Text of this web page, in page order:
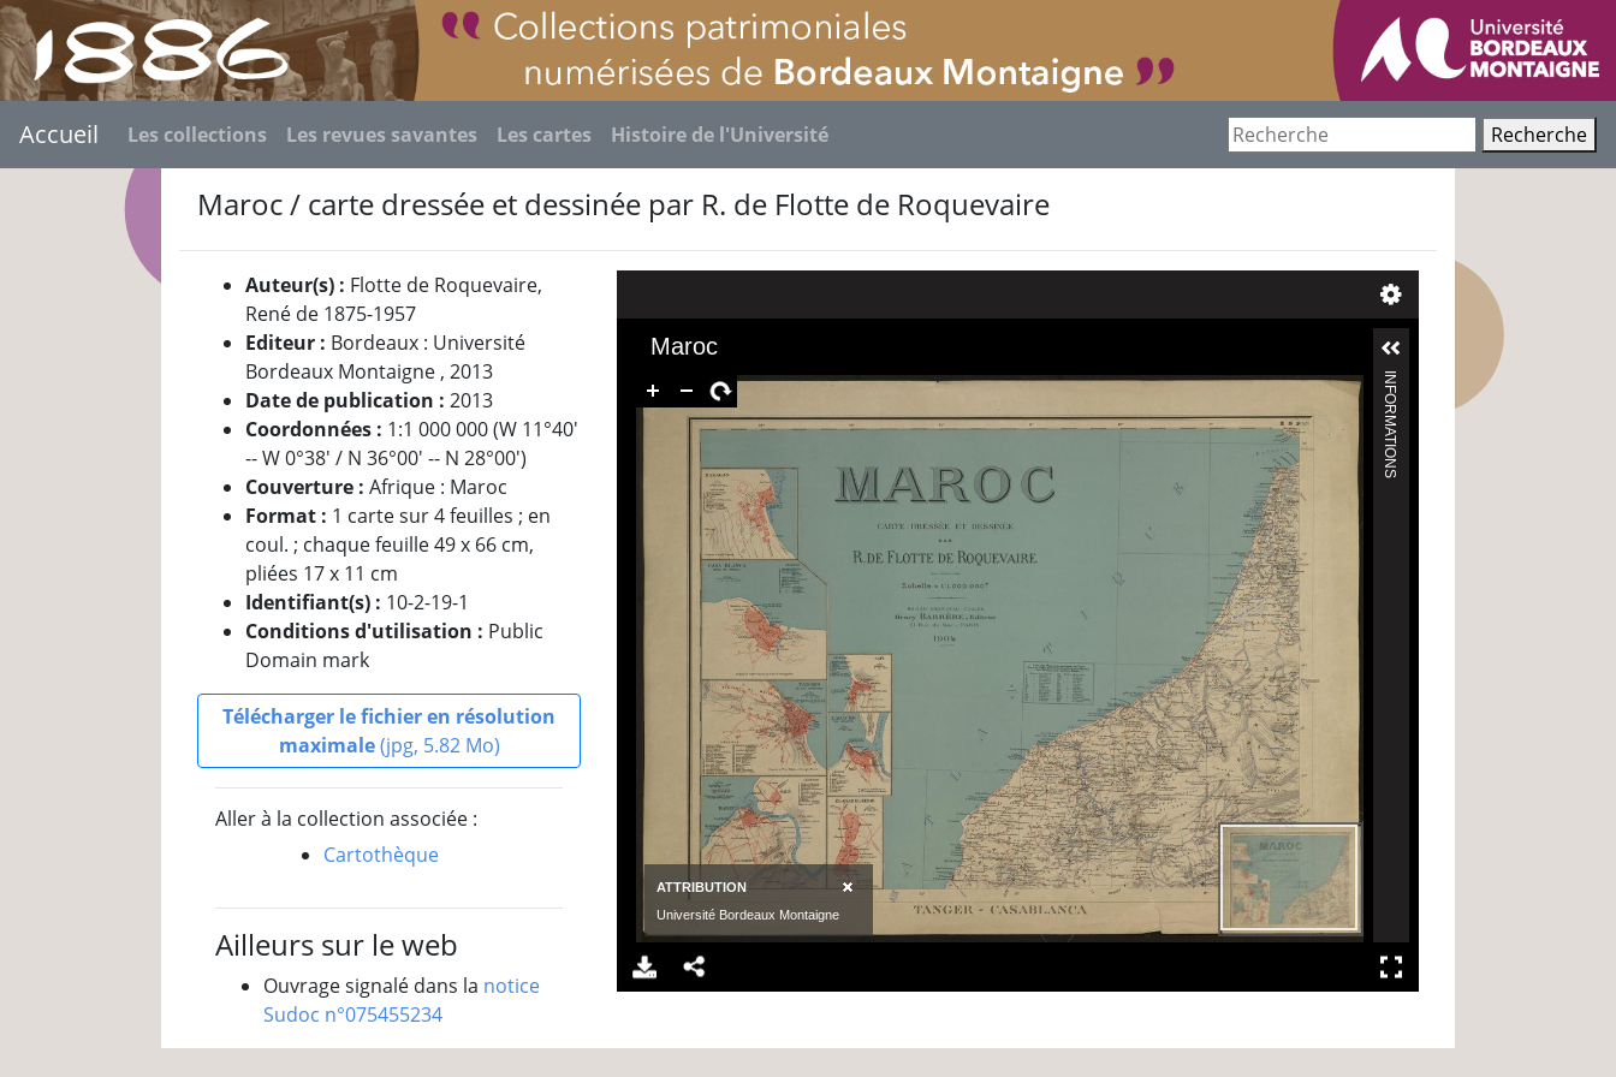
Accueil Les collections Les revues savantes Les cartes Histoire de l'Université Recherche
Maroc / carte dressée et dessinée par R. de Flotte de Roquevaire
Auteur(s) : Flotte de Roquevaire,
René de 1875-1957
Editeur : Bordeaux : Université
Bordeaux Montaigne , 2013
Date de publication :2013
Coordonnées : 1:1 000 000 (W 11°40'
-- W 0°38' / N 36°00' -- N 28°00')
Couverture :Afrique : Maroc
Format : 1 carte sur 4 feuilles ; en
coul. ; chaque feuille 49 x 66 cm,
pliées 17 x 11 cm
Identifiant(s) : 10-2-19-1
Conditions d'utilisation : Public
Domain mark
Télécharger le fichier en résolution
maximale(jpg, 5.82 Mo)
Aller à la collection associée :
Cartothèque
Ailleurs sur le web
Ouvrage signalé dans la notice
Sudoc n°075455234